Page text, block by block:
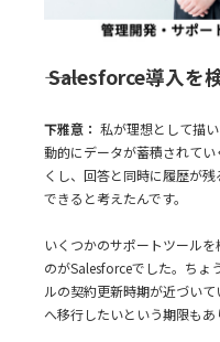
―― Salesforce導入
下雅意： 私が理想として描
動的にデータが蓄積されて
くし、回答と同時に履歴が
できると考えたんです。
いくつかのサポートツール
のがSalesforceでした。ちょ
ルの契約更新時期が近づい
へ移行したいという期限もあ